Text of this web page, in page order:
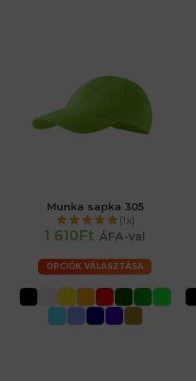
Munka sapka 305
(1x)
1 610Ft ÁFA-val
OPCIÓK VÁLASZTÁSA